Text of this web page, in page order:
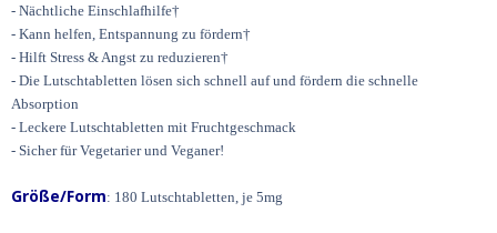
- Nächtliche Einschlafhilfe†
- Kann helfen, Entspannung zu fördern†
- Hilft Stress & Angst zu reduzieren†
- Die Lutschtabletten lösen sich schnell auf und fördern die schnelle
Absorption
- Leckere Lutschtabletten mit Fruchtgeschmack
- Sicher für Vegetarier und Veganer!
Größe/Form: 180 Lutschtabletten, je 5mg